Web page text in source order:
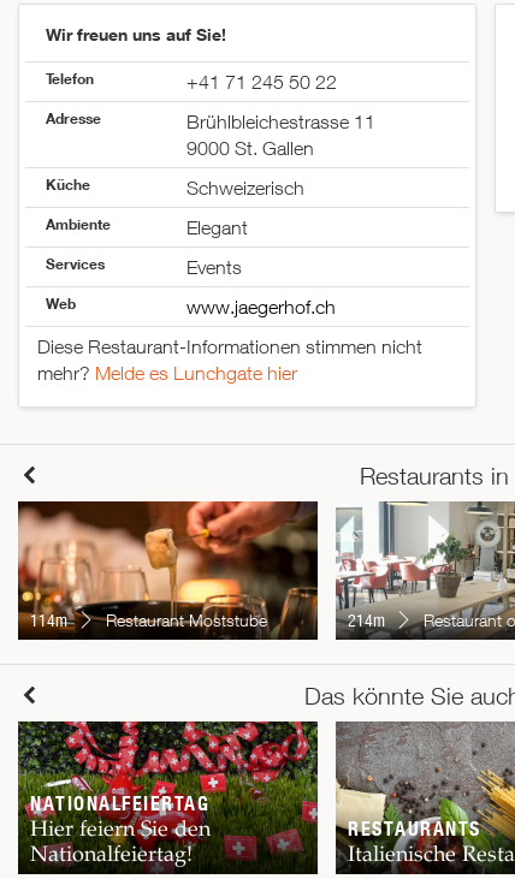
Wir freuen uns auf Sie!
Telefon +41 71 245 50 22
Adresse
Brühlbleichestrasse 11
9000 St. Gallen
Küche Schweizerisch
Ambiente Elegant
Services Events
Web
www.jaegerhof.ch
Diese Restaurant-Informationen stimmen nicht
mehr? Melde es Lunchgate hier
Restaurants
114m Restaurant Moststube 214m Restaurant olivé -
Das könnte Sie
NATIONALFEIERTAG
Hier feiern Sie den
Nationalfeiertag!
RESTAURANTS
Italienische